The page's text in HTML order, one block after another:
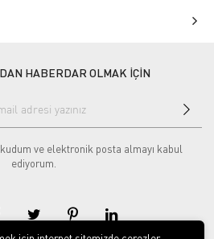
HABERDAR OLMAK İÇİN
ve elektronik posta almayı kabul
ediyorum.